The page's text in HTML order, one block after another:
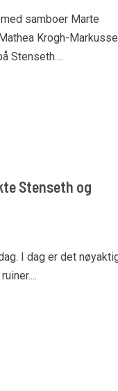
samboer Marte
Krogh-
Stenseth....
Stenseth og
I dag er det